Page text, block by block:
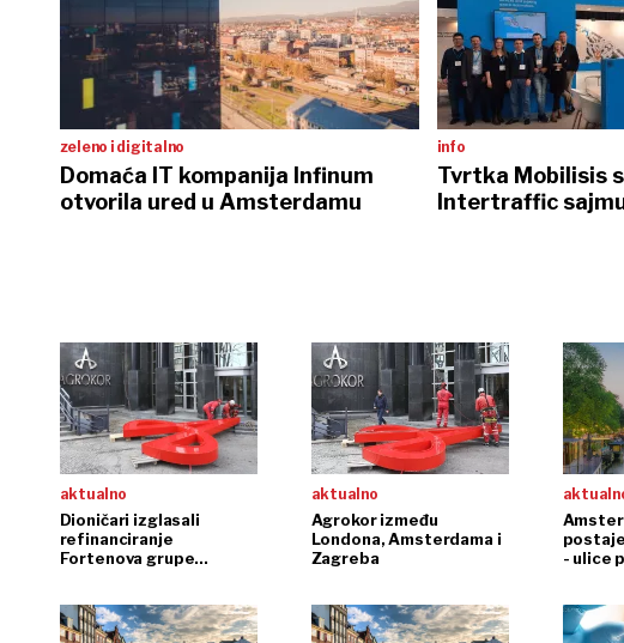
zeleno i digitalno
Domaća IT kompanija Infinum
otvorila ured u Amsterdamu
info
Tvrtka Mobilisis
Intertraffic
aktualno
Dioničari izglasali
refinanciranje
Fortenova grupe
aktualno
Agrokor između
Londona, Amsterdama i
Zagreba
- ulice